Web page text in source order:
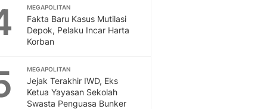
MEGAPOLITAN
Fakta Baru Kasus Mutilasi
Depok, Pelaku Incar Harta
Korban
MEGAPOLITAN
Jejak Terakhir IWD, Eks
Ketua Yayasan Sekolah
Swasta Penguasa Bunker